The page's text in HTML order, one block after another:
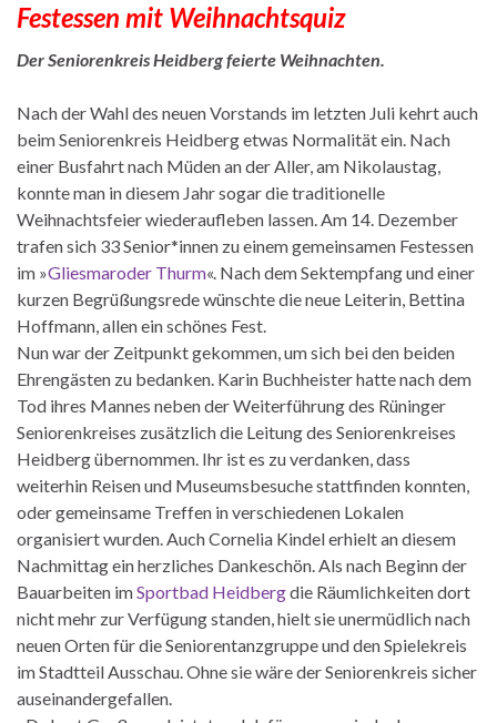
Festessen mit Weihnachtsquiz
Der Seniorenkreis Heidberg feierte Weihnachten.
Nach der Wahl des neuen Vorstands im letzten Juli kehrt auch
beim Seniorenkreis Heidberg etwas Normalität ein. Nach
einer Busfahrt nach Müden an der Aller, am Nikolaustag,
konnte man in diesem Jahr sogar die traditionelle
Weihnachtsfeier wiederaufleben lassen. Am 14. Dezember
trafen sich 33 Senior*innen zu einem gemeinsamen Festessen
im »Gliesmaroder Thurm«. Nach dem Sektempfang und einer
kurzen Begrüßungsrede wünschte die neue Leiterin, Bettina
Hoffmann, allen ein schönes Fest.
Nun war der Zeitpunkt gekommen, um sich bei den beiden
Ehrengästen zu bedanken. Karin Buchheister hatte nach dem
Tod ihres Mannes neben der Weiterführung des Rüninger
Seniorenkreises zusätzlich die Leitung des Seniorenkreises
Heidberg übernommen. Ihr ist es zu verdanken, dass
weiterhin Reisen und Museumsbesuche stattfinden konnten,
oder gemeinsame Treffen in verschiedenen Lokalen
organisiert wurden. Auch Cornelia Kindel erhielt an diesem
Nachmittag ein herzliches Dankeschön. Als nach Beginn der
Bauarbeiten imSportbad Heidbergdie Räumlichkeiten dort
nicht mehr zur Verfügung standen, hielt sie unermüdlich nach
neuen Orten für die Seniorentanzgruppe und den Spielekreis
im Stadtteil Ausschau. Ohne sie wäre der Seniorenkreis sicher
auseinandergefallen.